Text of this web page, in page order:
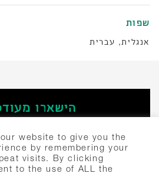
שפות
אנגלית, עברית
הישארו
חיפוש:
website to give you the
by remembering your
visits. By clicking
to the use of ALL the